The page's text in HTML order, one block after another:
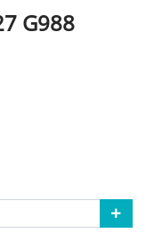
G988